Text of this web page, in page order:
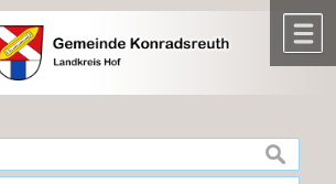
zur Startseitespringen.
suchen